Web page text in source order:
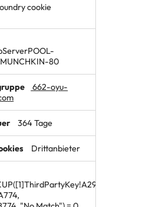
cookie
80
662-oyu-
364 Tage
Drittanbieter